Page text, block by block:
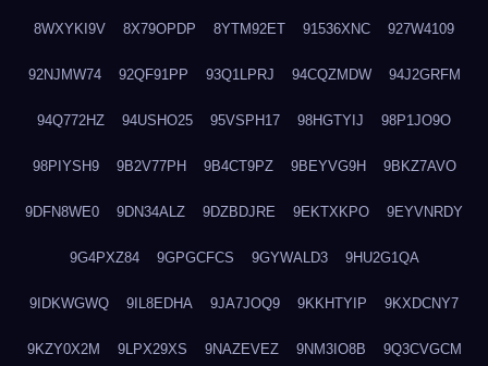
8WXYKI9V 8X79OPDP 8YTM92ET 91536XNC 927W4109
92NJMW74 92QF91PP 93Q1LPRJ 94CQZMDW 94J2GRFM
94Q772HZ 94USHO25 95VSPH17 98HGTYIJ 98P1JO9O
98PIYSH9 9B2V77PH 9B4CT9PZ 9BEYVG9H 9BKZ7AVO
9DFN8WE0 9DN34ALZ 9DZBDJRE 9EKTXKPO 9EYVNRDY
9G4PXZ84 9GPGCFCS 9GYWALD3 9HU2G1QA
9IDKWGWQ 9IL8EDHA 9JA7JOQ9 9KKHTYIP 9KXDCNY7
9KZY0X2M 9LPX29XS 9NAZEVEZ 9NM3IO8B 9Q3CVGCM